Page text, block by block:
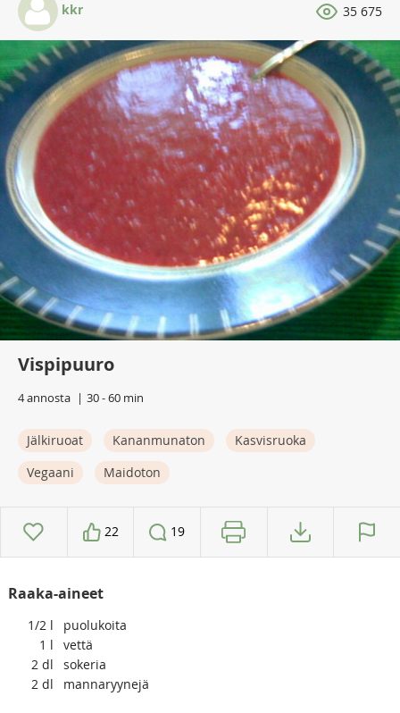
kkr 35 675
Vispipuuro
4 annosta 30 - 60 min
Jälkiruoat Kananmunaton
Kasvisruoka
Vegaani
Maidoton
22 19
Raaka-aineet
1/2 l
puolukoita
1 l
vettä
2 dl
sokeria
2 dl mannaryynejä